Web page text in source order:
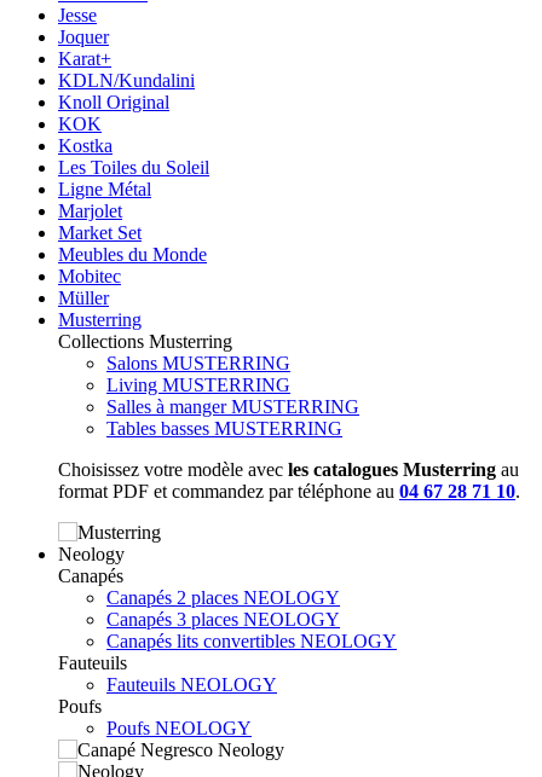
Jesse
Joquer
Karat+
KDLN/Kundalini
Knoll Original
KOK
Kostka
Les Toiles du Soleil
Ligne Métal
Marjolet
Market Set
Meubles du Monde
Mobitec
Müller
Musterring
Collections Musterring
Salons MUSTERRING
Living MUSTERRING
Salles à manger MUSTERRING
Tables basses MUSTERRING
Choisissez votre modèle avec les catalogues Musterring au
format PDF et commandez par téléphone au 04 67 28 71 10.
Neology
Canapés
Canapés 2 places NEOLOGY
Canapés 3 places NEOLOGY
Canapés lits convertibles NEOLOGY
Fauteuils
Fauteuils NEOLOGY
Poufs
Poufs NEOLOGY